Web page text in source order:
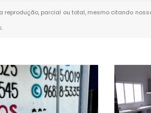
reprodução, parcial ou total, mesmo citando
.